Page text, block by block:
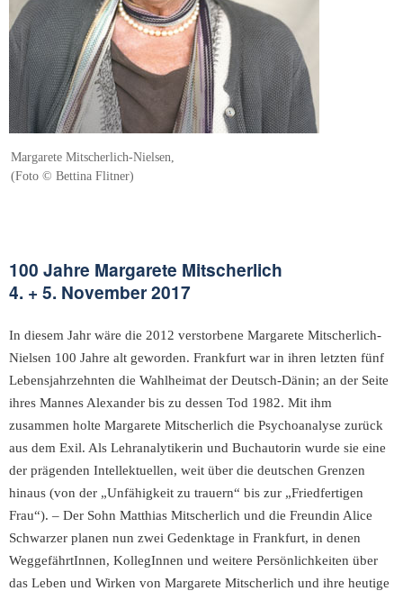
Margarete Mitscherlich-Nielsen,
(Foto © Bettina Flitner)
100 Jahre Margarete Mitscherlich
4. + 5. November 2017
In diesem Jahr wäre die 2012 verstorbene Margarete Mitscherlich-
Nielsen 100 Jahre alt geworden. Frankfurt war in ihren letzten fünf
Lebensjahrzehnten die Wahlheimat der Deutsch-Dänin; an der Seite
ihres Mannes Alexander bis zu dessen Tod 1982. Mit ihm
zusammen holte Margarete Mitscherlich die Psychoanalyse zurück
aus dem Exil. Als Lehranalytikerin und Buchautorin wurde sie eine
der prägenden Intellektuellen, weit über die deutschen Grenzen
hinaus (von der „Unfähigkeit zu trauern“ bis zur „Friedfertigen
Frau“). – Der Sohn Matthias Mitscherlich und die Freundin Alice
Schwarzer planen nun zwei Gedenktage in Frankfurt, in denen
WeggefährtInnen, KollegInnen und weitere Persönlichkeiten über
das Leben und Wirken von Margarete Mitscherlich und ihre heutige